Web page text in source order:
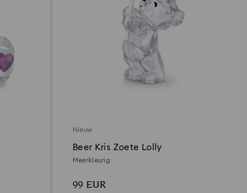
Nieuw
Beer Kris Zoete Lolly
Meerkleurig
99 EUR